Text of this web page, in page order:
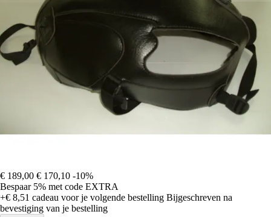
€ 189,00 € 170,10 -10%
Bespaar 5% met code EXTRA
+€ 8,51 cadeau voor je volgende bestelling Bijgeschreven na
bevestiging van je bestelling